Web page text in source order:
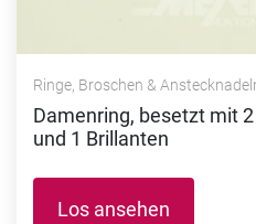
Ringe, Broschen &
Damenring, besetzt mit
und 1 Brillanten
Los ansehen